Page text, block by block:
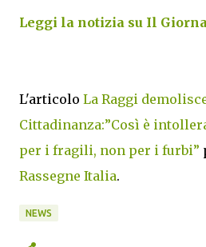
Leggi la notizia su Il
L'articolo La Raggi
Cittadinanza:”Così è
per i fragili, non per i furbi”
Rassegne Italia.
NEWS